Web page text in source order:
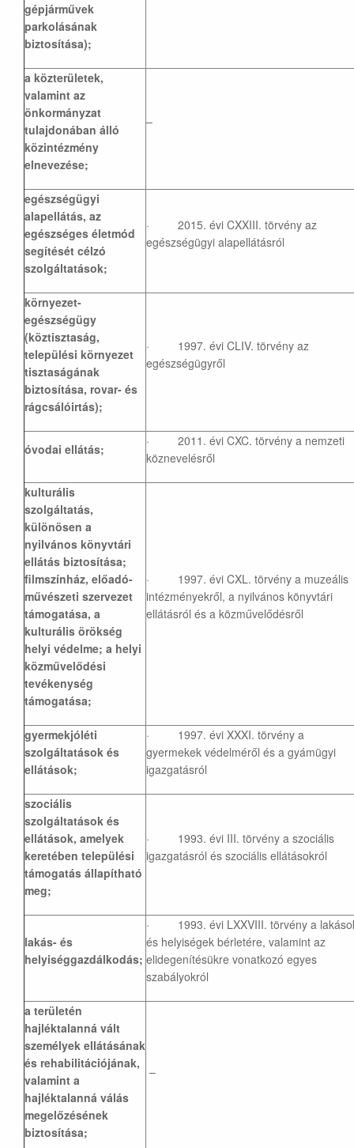
gépjárművek
parkolásának
biztosítása);
a közterületek,
valamint az
önkormányzat
tulajdonában álló
közintézmény
elnevezése;
–
egészségügyi
alapellátás, az
egészséges életmód
segítését célzó
szolgáltatások;
· 2015. évi CXXIII. törvény az
egészségügyi alapellátásról
környezet-
egészségügy
(köztisztaság,
települési környezet
tisztaságának
biztosítása, rovar- és
rágcsálóirtás);
· 1997. évi CLIV. törvény az
egészségügyről
óvodai ellátás;
· 2011. évi CXC. törvény a nemzeti
köznevelésről
kulturális
szolgáltatás,
különösen a
nyilvános könyvtári
ellátás biztosítása;
filmszínház, előadó-
művészeti szervezet
támogatása, a
kulturális örökség
helyi védelme; a helyi
közművelődési
tevékenység
támogatása;
· 1997. évi CXL. törvény a muzeális
intézményekről, a nyilvános könyvtári
ellátásról és a közművelődésről
gyermekjóléti
szolgáltatások és
ellátások;
· 1997. évi XXXI. törvény a
gyermekek védelméről és a gyámügyi
igazgatásról
szociális
szolgáltatások és
ellátások, amelyek
keretében települési
támogatás állapítható
meg;
· 1993. évi III. törvény a szociális
igazgatásról és szociális ellátásokról
lakás- és
helyiséggazdálkodás;
· 1993. évi LXXVIII. törvény a
és helyiségek bérletére, valamint az
elidegenítésükre vonatkozó egyes
szabályokról
a területén
hajléktalanná vált
személyek ellátásának
és rehabilitációjának,
valamint a
hajléktalanná válás
megelőzésének
biztosítása;
–